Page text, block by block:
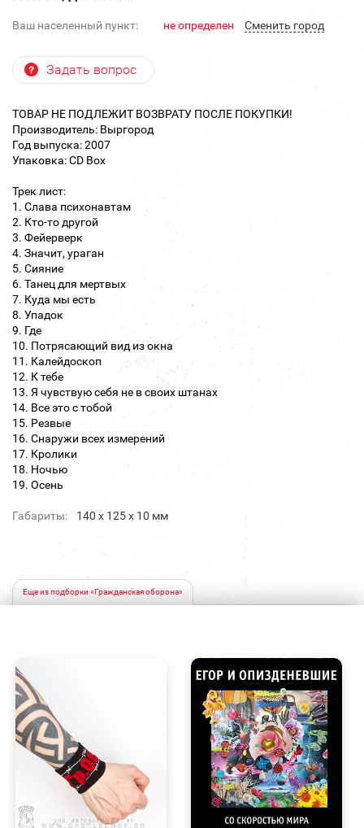
Ваш населенный пункт: не определен Cменить город
Задать вопрос
ТОВАР НЕ ПОДЛЕЖИТ ВОЗВРАТУ ПОСЛЕ ПОКУПКИ!
Производитель: Выргород
Год выпуска: 2007
Упаковка: CD Box
Трек лист:
1. Слава психонавтам
2. Кто-то другой
3. Фейерверк
4. Значит, ураган
5. Сияние
6. Танец для мертвых
7. Куда мы есть
8. Упадок
9. Где
10. Потрясающий вид из окна
11. Калейдоскоп
12. К тебе
13. Я чувствую себя не в своих штанах
14. Все это с тобой
15. Резвые
16. Снаружи всех измерений
17. Кролики
18. Ночью
19. Осень
Габариты: 140 х 125 х 10 мм
Еще из подборки «Гражданская оборона»